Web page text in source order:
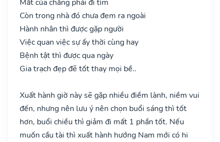
Mất của chẳng phải đi tìm
Còn trong nhà đó chưa đem ra ngoài
Hành nhân thì được gặp người
Việc quan việc sự ấy thời cùng hay
Bệnh tật thì được qua ngày
Gia trạch đẹp đẽ tốt thay mọi bề..
Xuất hành giờ này sẽ gặp nhiều điềm lành, niềm vui
đến, nhưng nên lưu ý nên chọn buổi sáng thì tốt
hơn, buổi chiều thì giảm đi mất 1 phần tốt. Nếu
muốn cầu tài thì xuất hành hướng Nam mới có hi